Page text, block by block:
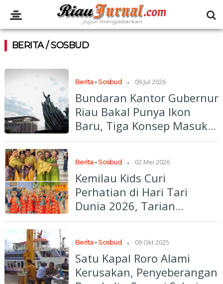
BERITA / SOSBUD
Berita-Sosbud . 09 Jul 2026
Bundaran Kantor Gubernur
Riau Bakal Punya Ikon
Baru, Tiga Konsep Masuk
Kajian
Berita-Sosbud . 02 Mei 2026
Kemilau Kids Curi
Perhatian di Hari Tari
Dunia 2026, Tarian
Tradisional Tuai Apresiasi
Berita-Sosbud . 09 Okt 2025
Satu Kapal Roro Alami
Kerusakan, Penyeberangan